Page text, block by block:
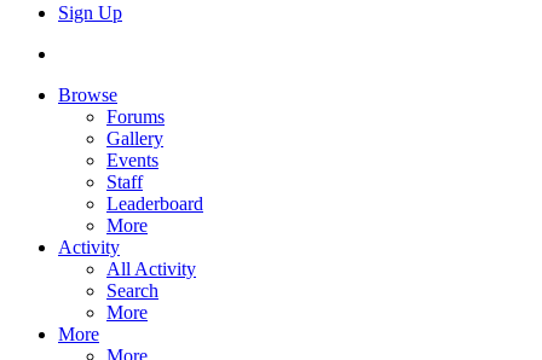
Sign Up
Browse
Forums
Gallery
Events
Staff
Leaderboard
More
Activity
All Activity
Search
More
More
More